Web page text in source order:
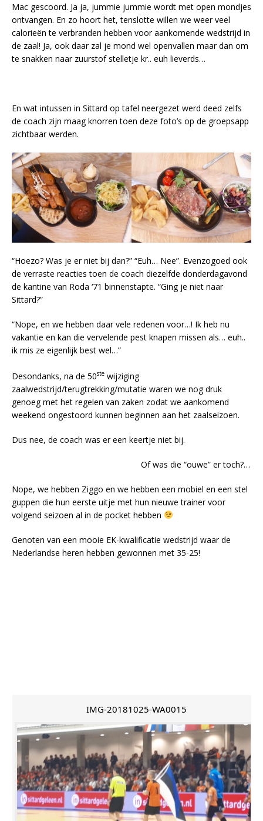
Mac gescoord. Ja ja, jummie jummie wordt met open mondjes
ontvangen. En zo hoort het, tenslotte willen we weer veel
calorieën te verbranden hebben voor aankomende wedstrijd in
de zaal! Ja, ook daar zal je mond wel openvallen maar dan om
te snakken naar zuurstof stelletje kr.. euh lieverds…
En wat intussen in Sittard op tafel neergezet werd deed zelfs
de coach zijn maag knorren toen deze foto’s op de groepsapp
zichtbaar werden.
“Hoezo? Was je er niet bij dan?” “Euh… Nee”. Evenzogoed ook
de verraste reacties toen de coach diezelfde donderdagavond
de kantine van Roda ‘71 binnenstapte. “Ging je niet naar
Sittard?”
“Nope, en we hebben daar vele redenen voor…! Ik heb nu
vakantie en kan die vervelende pest knapen missen als… euh..
ik mis ze eigenlijk best wel…”
Desondanks, na de 50ste wijziging
zaalwedstrijd/terugtrekking/mutatie waren we nog druk
genoeg met het regelen van zaken zodat we aankomend
weekend ongestoord kunnen beginnen aan het zaalseizoen.
Dus nee, de coach was er een keertje niet bij.
Of was die “ouwe” er toch?…
Nope, we hebben Ziggo en we hebben een mobiel en een stel
guppen die hun eerste uitje met hun nieuwe trainer voor
volgend seizoen al in de pocket hebben
Genoten van een mooie EK-kwalificatie wedstrijd waar de
Nederlandse heren hebben gewonnen met 35-25!
IMG-20181025-WA0015